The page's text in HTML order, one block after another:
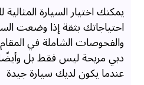
يمكنك اختيار السيارة المثالية
احتياجاتك بثقة إذا وضعت
والفحوصات الشاملة في
دبي مريحة ليس فقط بل
عندما يكون لديك سيارة جيدة